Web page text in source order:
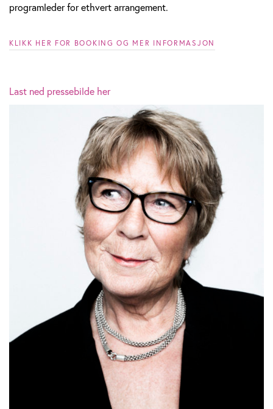
programleder for ethvert arrangement.
KLIKK HER FOR BOOKING OG MER INFORMASJON
Last ned pressebilde her